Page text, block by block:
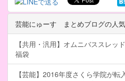
芸能にゅーす まとめブログの人
【共用・汎用】オムニバススレッ
福袋
【芸能】2016年度さくら学院が